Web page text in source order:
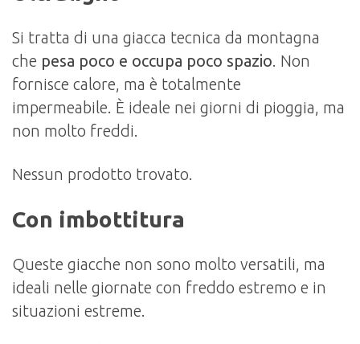
Si tratta di una giacca tecnica da montagna
che pesa poco e occupa poco spazio. Non
fornisce calore, ma è totalmente
impermeabile. È ideale nei giorni di pioggia, ma
non molto freddi.
Nessun prodotto trovato.
Con imbottitura
Queste giacche non sono molto versatili, ma
ideali nelle giornate con freddo estremo e in
situazioni estreme.